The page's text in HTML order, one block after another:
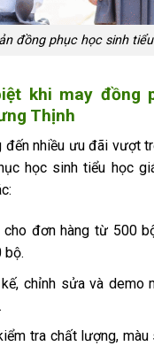
đồng phục học sinh
khi may đồng
Thịnh
đến nhiều ưu đãi vượt
học sinh tiểu học
cho đơn hàng từ 500
bộ.
chỉnh sửa và demo
tra chất lượng,